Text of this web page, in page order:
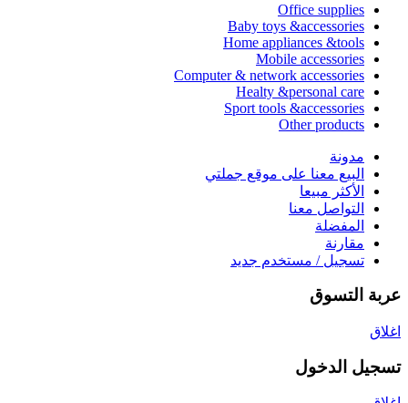
Office supplies
Baby toys &accessories
Home appliances &tools
Mobile accessories
Computer & network accessories
Healty &personal care
Sport tools &accessories
Other products
مدونة
البيع معنا على موقع جملتي
الأكثر مبيعا
التواصل معنا
المفضلة
مقارنة
تسجيل / مستخدم جديد
عربة التسوق
اغلاق
تسجيل الدخول